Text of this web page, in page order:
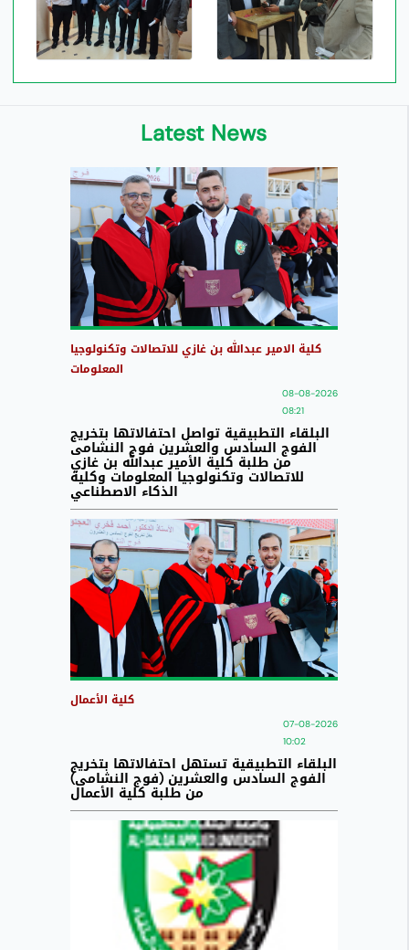
Latest News
كلية الامير عبدالله بن غازي للاتصالات وتكنولوجيا
المعلومات
08-08-2026
08:21
البلقاء التطبيقية تواصل احتفالاتها بتخريج
الفوج السادس والعشرين فوج النشامى
من طلبة كلية الأمير عبدالله بن غازي
للاتصالات وتكنولوجيا المعلومات وكلية
الذكاء الاصطناعي
كلية الأعمال
07-08-2026
10:02
البلقاء التطبيقية تستهل احتفالاتها بتخريج
الفوج السادس والعشرين (فوج النشامى)
من طلبة كلية الأعمال